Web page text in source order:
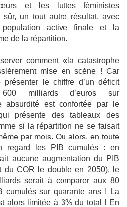
et les luttes féministes
sûr, un tout autre résultat, avec
active finale et la
de la répartition.
comment «la catastrophe
mise en scène ! Car
présenter le chiffre d’un déficit
milliards d’euros sur
absurdité est confortée par le
présente des tableaux des
si la répartition ne se faisait
par mois. Ou alors, en toute
regard les PIB cumulés : en
aucune augmentation du PIB
du COR le double en 2050), le
serait à comparer aux 80
cumulés sur quarante ans ! La
alors limitée à 3% du total ! En